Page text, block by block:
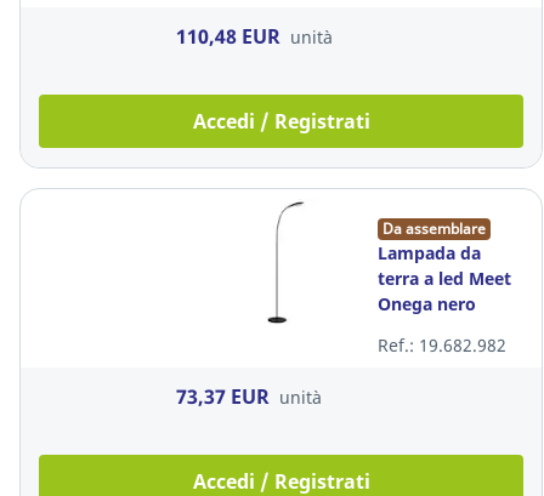
110,48 EUR unità
Accedi / Registrati
Da assemblare
Lampada da
terra a led Meet
Onega nero
Ref.: 19.682.982
73,37 EUR unità
Accedi / Registrati